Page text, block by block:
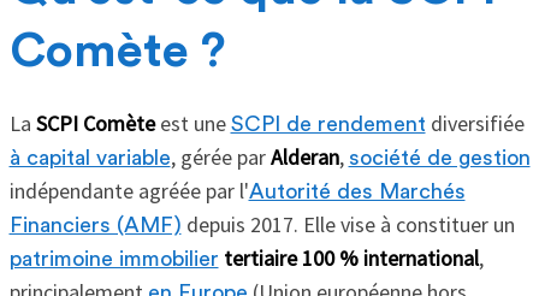
Comète ?
La SCPI Comèteest une SCPI de rendement diversifiée
à capital variable, gérée parAlderan, société de gestion
indépendante agréée par l'Autorité des Marchés
Financiers (AMF) depuis 2017. Elle vise à constituer un
patrimoine immobilier tertiaire 100 % international,